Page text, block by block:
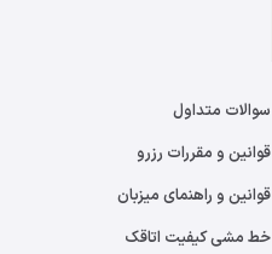
سوالات متداول
قوانین و مقررات رزرو
قوانین و راهنمای میزبان
خط مشی کیفیت اتاقک